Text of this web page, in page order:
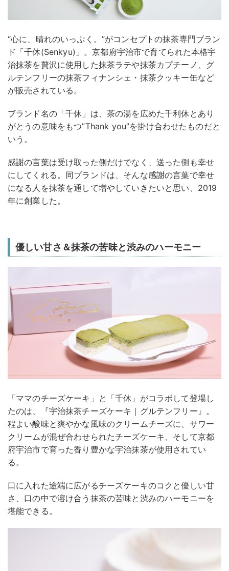
“心に、晴れのいっぷく。”がコンセプトの抹茶専門ブラン
ド「千休(Senkyu)」。京都府宇治市で育てられた本格宇
治抹茶を贅沢に使用した抹茶ラテや抹茶カプチーノ、グ
ルテンフリーの抹茶フィナンシェ・抹茶クッキー缶など
が販売されている。
ブランド名の「千休」は、茶の湯を広めた千利休とあり
がとうの意味をもつ”Thank you”を掛け合わせたものだと
いう。
感謝の言葉は受け取った側だけでなく、送った側も幸せ
にしてくれる。同ブランドは、そんな感謝の言葉で幸せ
になる人を抹茶を通して増やしていきたいと思い、2019
年に創業した。
優しい甘さ＆抹茶の苦味と渋みのハーモニー
「ママのチーズケーキ」と「千休」がコラボして登場し
たのは、『宇治抹茶チーズケーキ｜グルテンフリー』。
程よい酸味と爽やかな風味のクリームチーズに、サワー
クリームが混ぜ合わせられたチーズケーキ、そして京都
府宇治市で育った香り豊かな宇治抹茶が使用されてい
る。
口に入れた途端に広がるチーズケーキのコクと優しい甘
さ、口の中で溶け合う抹茶の苦味と渋みのハーモニーを
堪能できる。